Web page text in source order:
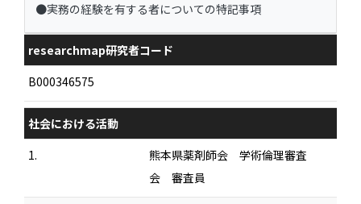
●実務の経験を有する者についての特記事項
researchmap研究者コード
B000346575
社会における活動
1.
熊本県薬剤師会 学術倫理審査
会 審査員